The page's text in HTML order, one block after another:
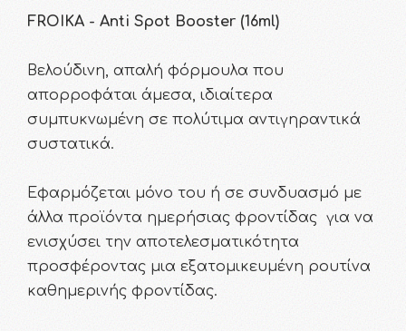
FROIKA - Anti Spot Booster (16ml)
Βελούδινη, απαλή φόρμουλα που
απορροφάται άμεσα, ιδιαίτερα
συμπυκνωμένη σε πολύτιμα αντιγηραντικά
συστατικά.
Εφαρμόζεται μόνο του ή σε συνδυασμό με
άλλα προϊόντα ημερήσιας φροντίδας για να
ενισχύσει την αποτελεσματικότητα
προσφέροντας μια εξατομικευμένη ρουτίνα
καθημερινής φροντίδας.